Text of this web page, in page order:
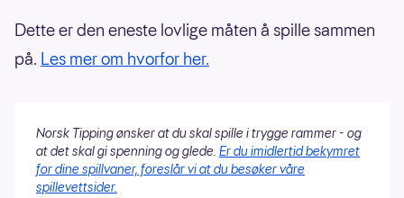
Dette er den eneste lovlige måten å spille sammen
på. Les mer om hvorfor her.
Norsk Tipping ønsker at du skal spille i trygge rammer - og
at det skal gi spenning og glede. Er du imidlertid bekymret
for dine spillvaner, foreslår vi at du besøker våre
spillevettsider.